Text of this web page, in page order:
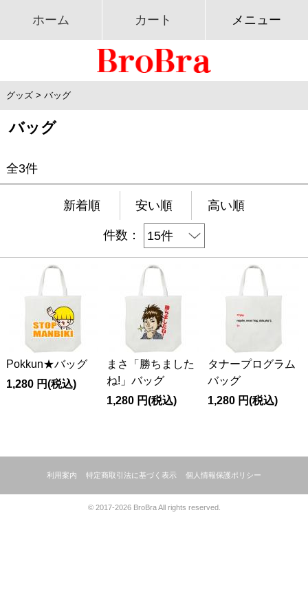
ホーム カート メニュー
グッズ > バッグ
バッグ
全3件
新着順 安い順 高い順
件数：
Pokkun★バッグ
1,280円(税込)
まさ「勝ちました
ね!」バッグ
1,280 円(税込)
タナープログラム
バッグ
1,280円(税込)
利用案内 特定商取引法に基づく表示 個人情報保護ポリシー
© 2017-2026 BroBra All rights reserved.